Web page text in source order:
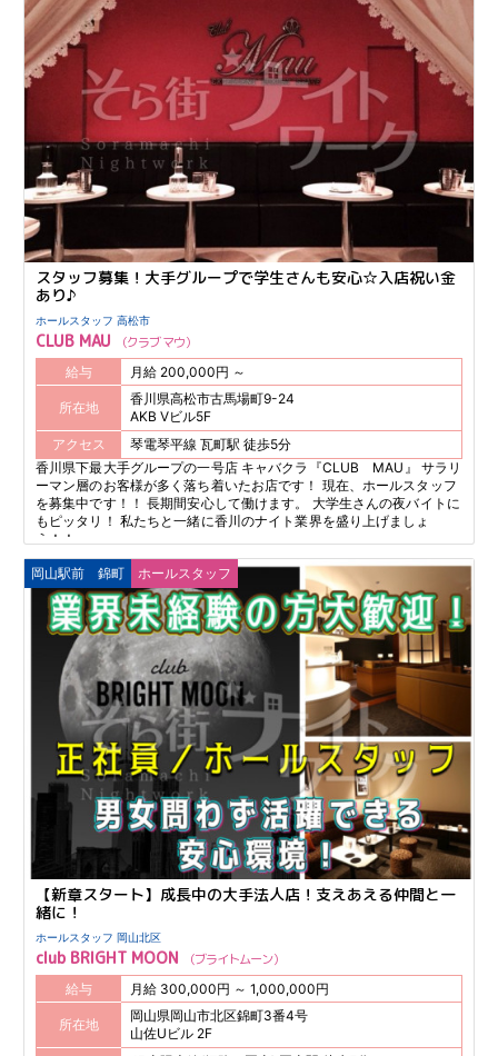
スタッフ募集！大手グループで学生さんも安心☆入店祝い金
あり♪
ホールスタッフ 高松市
CLUB MAU クラブ マウ
給与 月給 200,000円 ～
所在地
香川県高松市古馬場町9-24
AKB Vビル5F
アクセス
琴電琴平線 瓦町駅 徒歩5分
香川県下最大手グループの一号店 キャバクラ『CLUB MAU』 サラリ
ーマン層のお客様が多く落ち着いたお店です！ 現在、ホールスタッフ
を募集中です！！ 長期間安心して働けます。 大学生さんの夜バイトに
もピッタリ！ 私たちと一緒に香川のナイト業界を盛り上げましょ
う！！
岡山駅前 錦町 ホールスタッフ
【新章スタート】成長中の大手法人店！支えあえる仲間と一
緒に！
ホールスタッフ 岡山北区
club BRIGHT MOON ブライトムーン
給与 月給 300,000円 ～ 1,000,000円
所在地
岡山県岡山市北区錦町3番4号
山佐Uビル 2F